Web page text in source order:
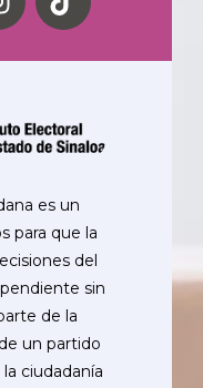
es un
para que la
del
sin
de la
un partido
ciudadanía